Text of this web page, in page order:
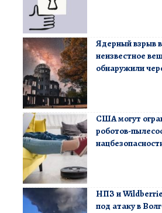
Ядерный взрыв
неизвестное
обнаружили
США могут
роботов-
НПЗ и
под атаку в